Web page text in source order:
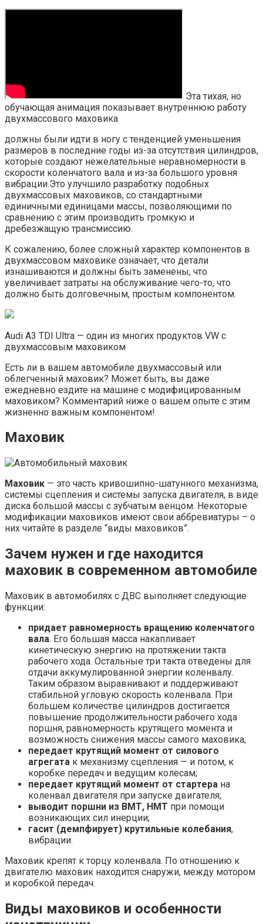
Эта тихая, но
обучающая анимация показывает внутреннюю работу
двухмассового маховика
должны были идти в ногу с тенденцией уменьшения
размеров в последние годы из-за отсутствия цилиндров,
которые создают нежелательные неравномерности в
скорости коленчатого вала и из-за большого уровня
вибрации.Это улучшило разработку подобных
двухмассовых маховиков, со стандартными
единичными единицами массы, позволяющими по
сравнению с этим производить громкую и
дребезжащую трансмиссию.
К сожалению, более сложный характер компонентов в
двухмассовом маховике означает, что детали
изнашиваются и должны быть заменены, что
увеличивает затраты на обслуживание чего-то, что
должно быть долговечным, простым компонентом.
Audi A3 TDI Ultra — один из многих продуктов VW с
двухмассовым маховиком
Есть ли в вашем автомобиле двухмассовый или
облегченный маховик? Может быть, вы даже
ежедневно ездите на машине с модифицированным
маховиком? Комментарий ниже о вашем опыте с этим
жизненно важным компонентом!
Маховик
Маховик — это часть кривошипно-шатунного механизма,
системы сцепления и системы запуска двигателя, в виде
диска большой массы с зубчатым венцом. Некоторые
модификации маховиков имеют свои аббревиатуры – о
них читайте в разделе “виды маховиков”.
Зачем нужен и где находится
маховик в современном автомобиле
Маховик в автомобилях с ДВС выполняет следующие
функции:
придает равномерность вращению коленчатого
вала. Его большая масса накапливает
кинетическую энергию на протяжении такта
рабочего хода. Остальные три такта отведены для
отдачи аккумулированной энергии коленвалу.
Таким образом выравнивают и поддерживают
стабильной угловую скорость коленвала. При
большем количестве цилиндров достигается
повышение продолжительности рабочего хода
поршня, равномерность крутящего момента и
возможность снижения массы самого маховика;
передает крутящий момент от силового
агрегата к механизму сцепления — и потом, к
коробке передач и ведущим колесам;
передает крутящий момент от стартера на
коленвал двигателя при запуске двигателя;
выводит поршни из ВМТ, НМТ при помощи
возникающих сил инерции;
гасит (демпфирует) крутильные колебания,
вибрации.
Маховик крепят к торцу коленвала. По отношению к
двигателю маховик находится снаружи, между мотором
и коробкой передач.
Виды маховиков и особенности